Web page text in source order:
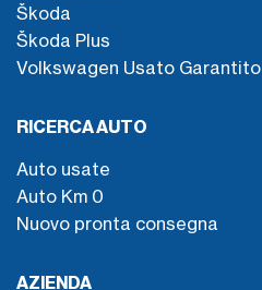
Škoda
Škoda Plus
Volkswagen Usato Garantito
RICERCA AUTO
Auto usate
Auto Km 0
Nuovo pronta consegna
AZIENDA